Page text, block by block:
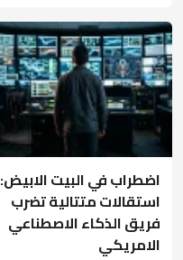
اضطراب في البيت الابيض:
استقالات متتالية تضرب
فريق الذكاء الاصطناعي
الامريكي